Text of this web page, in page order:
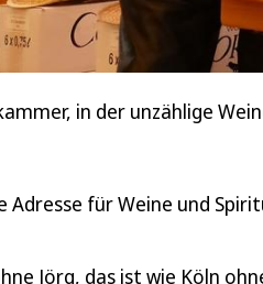
in der unzählige
für Weine und
Jörg, das ist wie Köln